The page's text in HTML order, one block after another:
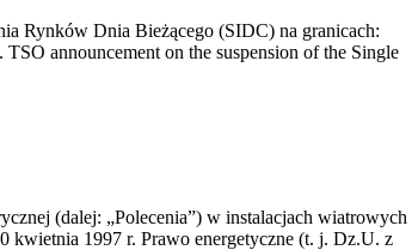
Rynków Dnia Bieżącego (SIDC) na granicach:
announcement on the suspension of the Single
(dalej: „Polecenia”) w instalacjach wiatrowych
kwietnia 1997 r. Prawo energetyczne (t. j. Dz.U. z